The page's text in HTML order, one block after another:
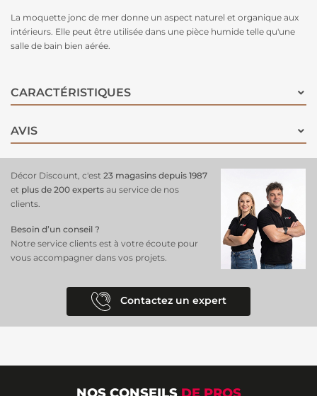
La moquette jonc de mer donne un aspect naturel et organique aux
intérieurs. Elle peut être utilisée dans une pièce humide telle qu'une
salle de bain bien aérée.
CARACTÉRISTIQUES
AVIS
Décor Discount, c'est 23 magasins depuis 1987
et plus de 200 experts au service de nos
clients.
Besoin d’un conseil ?
Notre service clients est à votre écoute pour
vous accompagner dans vos projets.
Contactez un expert